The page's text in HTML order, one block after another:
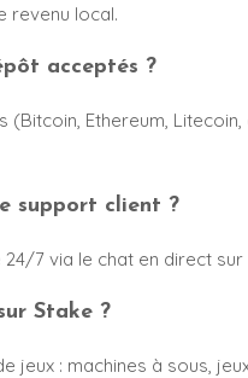
revenu local.
acceptés ?
(Bitcoin, Ethereum,
support client ?
7 via le chat en direct
Stake ?
jeux : machines à sous,